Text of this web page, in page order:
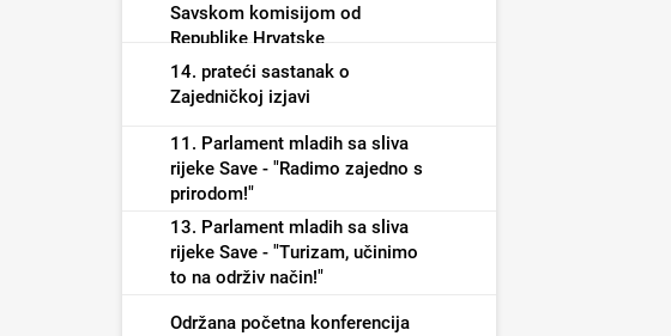
Savskom komisijom od
Republike Hrvatske
14. prateći sastanak o
Zajedničkoj izjavi
11. Parlament mladih sa sliva
rijeke Save - "Radimo zajedno s
prirodom!"
13. Parlament mladih sa sliva
rijeke Save - "Turizam, učinimo
to na održiv način!"
Održana početna konferencija